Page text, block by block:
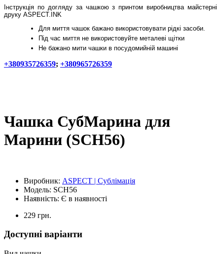
Інструкція по догляду за чашкою з принтом виробництва майстерні
друку ASPECT.INK
Для миття чашок бажано використовувати рідкі засоби.
Під час миття не використовуйте металеві щітки
Не бажано мити чашки в посудомийній машині
+380935726359; +380965726359
Чашка СубМарина для
Марини (SCH56)
Виробник: ASPECT | Сублімація
Модель: SCH56
Наявність: Є в наявності
229 грн.
Доступні варіанти